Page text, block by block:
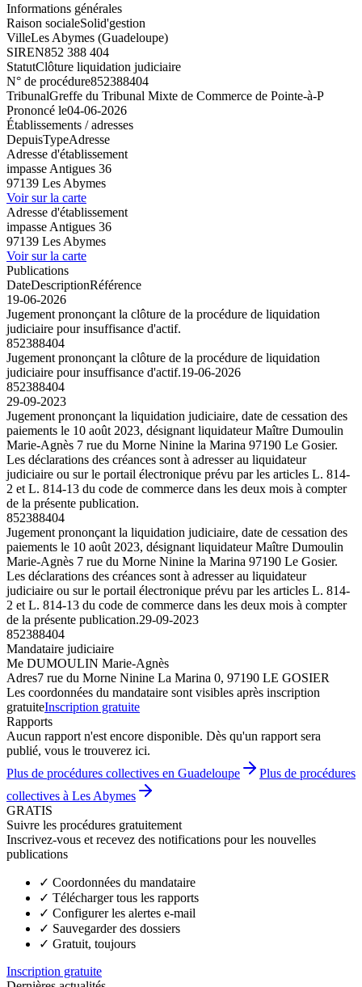
Informations générales
Raison socialeSolid'gestion
VilleLes Abymes (Guadeloupe)
SIREN852 388 404
StatutClôture liquidation judiciaire
N° de procédure852388404
TribunalGreffe du Tribunal Mixte de Commerce de Pointe-à-P
Prononcé le04-06-2026
Établissements / adresses
DepuisTypeAdresse
Adresse d'établissement
impasse Antigues 36
97139 Les Abymes
Voir sur la carte
Adresse d'établissement
impasse Antigues 36
97139 Les Abymes
Voir sur la carte
Publications
DateDescriptionRéférence
19-06-2026
Jugement prononçant la clôture de la procédure de liquidation
judiciaire pour insuffisance d'actif.
852388404
Jugement prononçant la clôture de la procédure de liquidation
judiciaire pour insuffisance d'actif.19-06-2026
852388404
29-09-2023
Jugement prononçant la liquidation judiciaire, date de cessation des
paiements le 10 août 2023, désignant liquidateur Maître Dumoulin
Marie-Agnès 7 rue du Morne Ninine la Marina 97190 Le Gosier.
Les déclarations des créances sont à adresser au liquidateur
judiciaire ou sur le portail électronique prévu par les articles L. 814-
2 et L. 814-13 du code de commerce dans les deux mois à compter
de la présente publication.
852388404
Jugement prononçant la liquidation judiciaire, date de cessation des
paiements le 10 août 2023, désignant liquidateur Maître Dumoulin
Marie-Agnès 7 rue du Morne Ninine la Marina 97190 Le Gosier.
Les déclarations des créances sont à adresser au liquidateur
judiciaire ou sur le portail électronique prévu par les articles L. 814-
2 et L. 814-13 du code de commerce dans les deux mois à compter
de la présente publication.29-09-2023
852388404
Mandataire judiciaire
Me DUMOULIN Marie-Agnès
Adres7 rue du Morne Ninine La Marina 0, 97190 LE GOSIER
Les coordonnées du mandataire sont visibles après inscription
gratuiteInscription gratuite
Rapports
Aucun rapport n'est encore disponible. Dès qu'un rapport sera
publié, vous le trouverez ici.
Plus de procédures collectives en Guadeloupe
Plus de procédures
collectives à Les Abymes
GRATIS
Suivre les procédures gratuitement
Inscrivez-vous et recevez des notifications pour les nouvelles
publications
✓ Coordonnées du mandataire
✓ Télécharger tous les rapports
✓ Configurer les alertes e-mail
✓ Sauvegarder des dossiers
✓ Gratuit, toujours
Inscription gratuite